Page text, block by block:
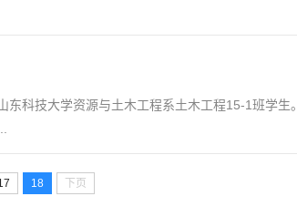
科技大学资源与土木工程系土木工程15-1班学生。
18 下页